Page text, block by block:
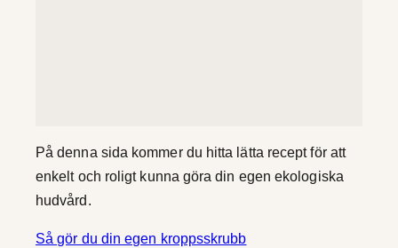
På denna sida kommer du hitta lätta recept för att
enkelt och roligt kunna göra din egen ekologiska
hudvård.
Så gör du din egen kroppsskrubb